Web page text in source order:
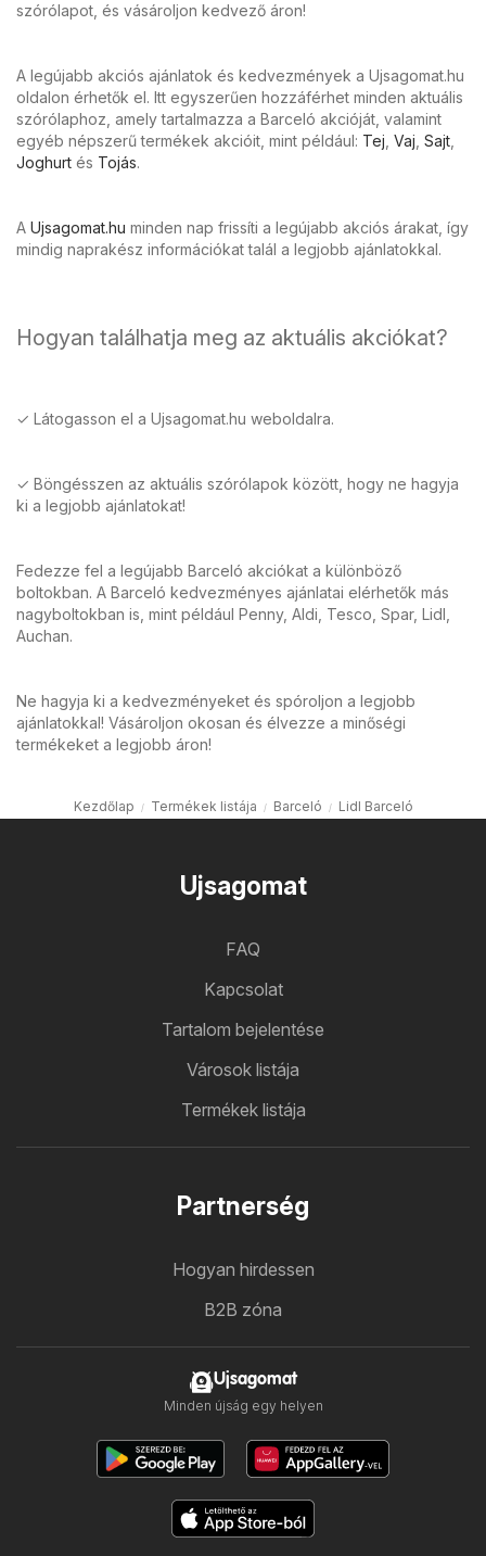
szórólapot, és vásároljon kedvező áron!
A legújabb akciós ajánlatok és kedvezmények a Ujsagomat.hu
oldalon érhetők el. Itt egyszerűen hozzáférhet minden aktuális
szórólaphoz, amely tartalmazza a Barceló akcióját, valamint
egyéb népszerű termékek akcióit, mint például: Tej Vaj Sajt
Joghurt és Tojás.
A Ujsagomat.hu minden nap frissíti a legújabb akciós árakat, így
mindig naprakész információkat talál a legjobb ajánlatokkal.
Hogyan találhatja meg az aktuális akciókat?
✓ Látogasson el a Ujsagomat.hu weboldalra.
✓ Böngésszen az aktuális szórólapok között, hogy ne hagyja
ki a legjobb ajánlatokat!
Fedezze fel a legújabb Barceló akciókat a különböző
boltokban. A Barceló kedvezményes ajánlatai elérhetők más
nagyboltokban is, mint például Penny, Aldi, Tesco, Spar, Lidl,
Auchan.
Ne hagyja ki a kedvezményeket és spóroljon a legjobb
ajánlatokkal! Vásároljon okosan és élvezze a minőségi
termékeket a legjobb áron!
Kezdőlap Termékek listája Barceló Lidl Barceló
Ujsagomat
FAQ
Kapcsolat
Tartalom bejelentése
Városok listája
Termékek listája
Partnerség
Hogyan hirdessen
B2B zóna
Ujsagomat
Minden újság egy helyen